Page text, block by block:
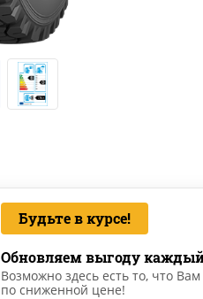
Будьте в курсе!
Обновляем выгоду
Возможно здесь есть то, что
по сниженной цене!